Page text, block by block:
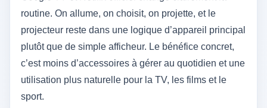
routine. On allume, on choisit, on projette, et le
projecteur reste dans une logique d’appareil principal
plutôt que de simple afficheur. Le bénéfice concret,
c’est moins d’accessoires à gérer au quotidien et une
utilisation plus naturelle pour la TV, les films et le
sport.